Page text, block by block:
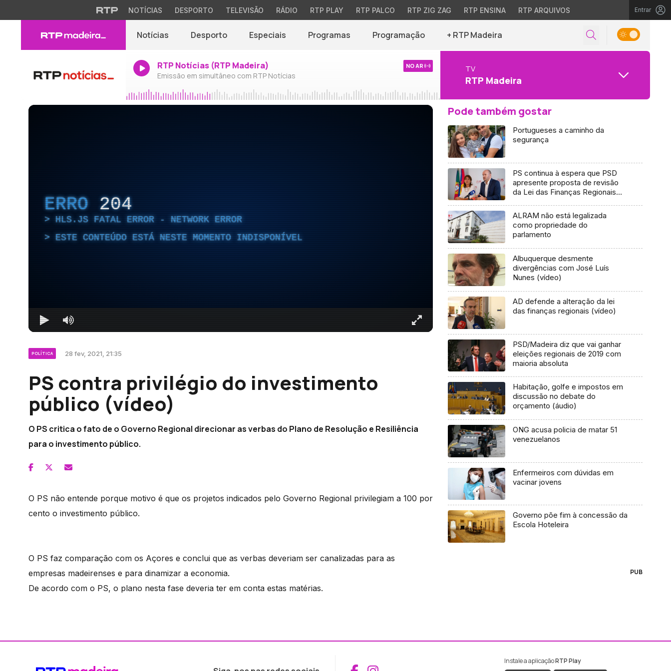
NOTÍCIAS DESPORTO TELEVISÃO RÁDIO RTP PLAY RTP PALCO RTP ZIG ZAG RTP ENSINA RTP ARQUIVOS Entrar
Notícias Desporto Especiais Programas Programação + RTP Madeira
RTP Notícias (RTP Madeira)
Emissão em simultâneo com RTP Notícias
NO AR TV
RTP Madeira
ERRO 204
HLS.JS FATAL ERROR - NETWORK ERROR
ESTE CONTEÚDO ESTÁ NESTE MOMENTO INDISPONÍVEL
POLÍTICA 28 fev, 2021, 21:35
PS contra privilégio do investimento
público (vídeo)
O PS critica o fato de o Governo Regional direcionar as verbas do Plano de Resolução e Resiliência
para o investimento público.
O PS não entende porque motivo é que os projetos indicados pelo Governo Regional privilegiam a 100 por
cento o investimento público.
O PS faz comparação com os Açores e conclui que as verbas deveriam ser canalizadas para as
empresas madeirenses e para dinamizar a economia.
De acordo com o PS, o plano nesta fase deveria ter em conta estas matérias.
Pode também gostar
Portugueses a caminho da
segurança
PS continua à espera que PSD
apresente proposta de revisão
da Lei das Finanças Regionais
ALRAM não está legalizada
como propriedade do
parlamento
Albuquerque desmente
divergências com José Luís
Nunes (vídeo)
AD defende a alteração da lei
das finanças regionais (vídeo)
PSD/Madeira diz que vai ganhar
eleições regionais de 2019 com
maioria absoluta
Habitação, golfe e impostos em
discussão no debate do
orçamento (áudio)
ONG acusa policia de matar 51
venezuelanos
Enfermeiros com dúvidas em
vacinar jovens
Governo põe fim à concessão da
Escola Hoteleira
PUB
Instale a aplicaçãoRTP Play